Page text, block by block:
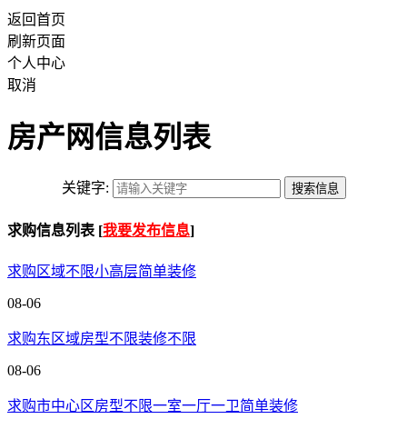
返回首页
刷新页面
个人中心
取消
房产网信息列表
关键字:
求购信息列表 [我要发布信息]
求购区域不限小高层简单装修
08-06
求购东区域房型不限装修不限
08-06
求购市中心区房型不限一室一厅一卫简单装修